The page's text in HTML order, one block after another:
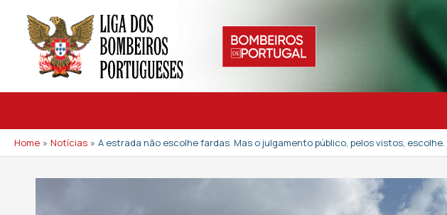
content
Home Notícias A estrada não escolhe fardas. Mas o julgamento público, pelos vistos, escolhe.